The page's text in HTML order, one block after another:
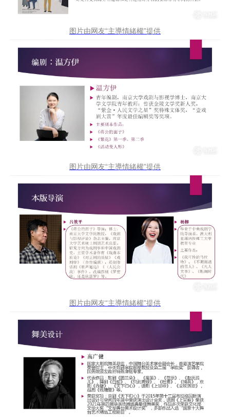
图片由网友“主導情緒權”提供
图片由网友“主導情緒權”提供
图片由网友“主導情緒權”提供